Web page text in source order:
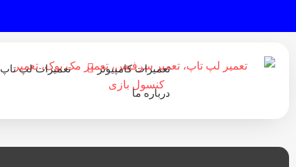
تعمیرات کامپیوتر تعمیرات لپ تاپ
درباره ما